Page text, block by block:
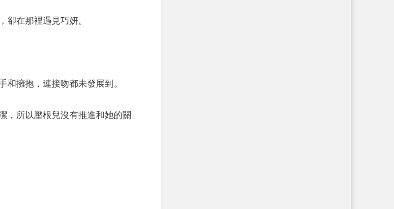
在那裡遇見巧妍。
擁抱，連接吻都未發展到。
，所以壓根兒沒有推進和她的關